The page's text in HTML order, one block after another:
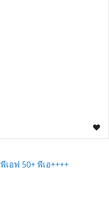
อฟ 50+ พีเอ++++